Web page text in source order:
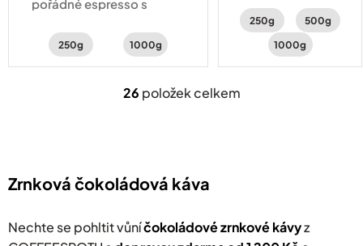
pořádné espresso s
zemitosti a
250g 1000g
ovoci, oříšcích s
čokoládovým
tělem.
250g
500g
1000g
O
a
c
p
r
26 položek celkem
Zrnková čokoládová káva
Nechte se pohltit vůníčokoládové zrnkové kávyz